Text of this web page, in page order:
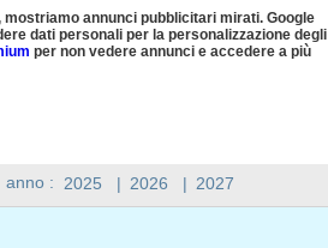
anno : 2025 | 2026 | 2027
annunci pubblicitari mirati. Google
dati personali per la personalizzazione degli
per non vedere annunci e accedere a più